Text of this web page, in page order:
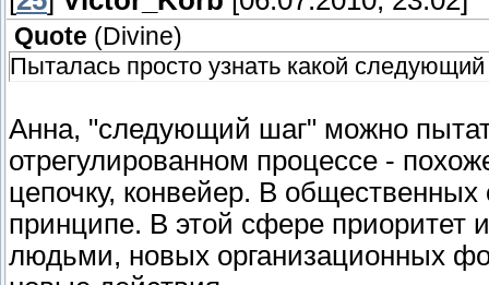
Quote ( Divine)
Пыталась просто узнать какой
Анна, "следующий шаг" можно
отрегулированном процессе -
цепочку, конвейер. В
принципе. В этой сфере
людьми, новых организационных